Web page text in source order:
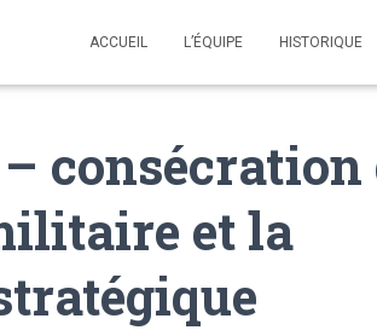
ACCUEIL L’ÉQUIPE HISTORIQUE
consécration
et la